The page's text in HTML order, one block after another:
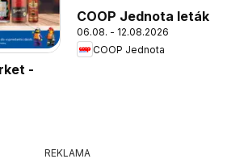
-
COOP Jednota leták
06.08. - 12.08.2026
COOP Jednota
REKLAMA